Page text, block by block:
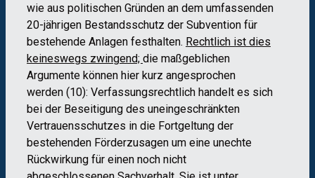
wie aus politischen Gründen an dem umfassenden
20-jährigen Bestandsschutz der Subvention für
bestehende Anlagen festhalten. Rechtlich ist dies
keineswegs zwingend; die maßgeblichen
Argumente können hier kurz angesprochen
werden (10): Verfassungsrechtlich handelt es sich
bei der Beseitigung des uneingeschränkten
Vertrauensschutzes in die Fortgeltung der
bestehenden Förderzusagen um eine unechte
Rückwirkung für einen noch nicht